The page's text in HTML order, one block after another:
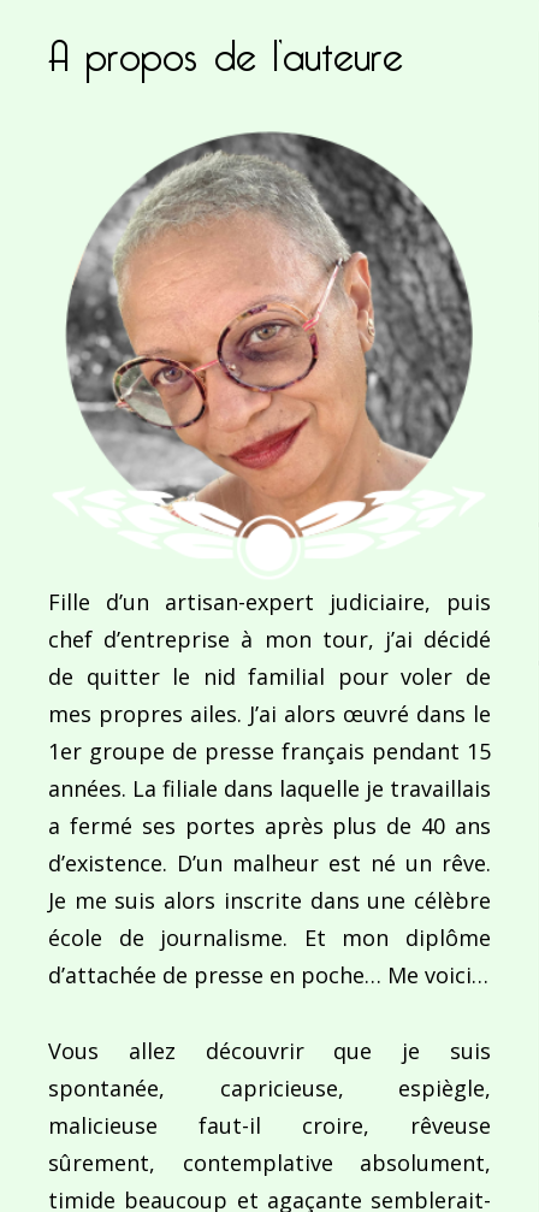
Ce site utilise Akismet pour réduire les
commentaires sont traitées.
Navigation
l’article
Rondittude
A propos de l’auteure
Fille d’un artisan-expert judiciaire, puis
chef d’entreprise à mon tour, j’ai décidé
de quitter le nid familial pour voler de
mes propres ailes. J’ai alors œuvré dans le
1er groupe de presse français pendant 15
années. La filiale dans laquelle je travaillais
a fermé ses portes après plus de 40 ans
d’existence. D’un malheur est né un rêve.
Je me suis alors inscrite dans une célèbre
école de journalisme. Et mon diplôme
d’attachée de presse en poche… Me voici…
Vous allez découvrir que je suis
spontanée, capricieuse, espiègle,
malicieuse faut-il croire, rêveuse
sûrement, contemplative absolument,
timide beaucoup et agaçante semblerait-